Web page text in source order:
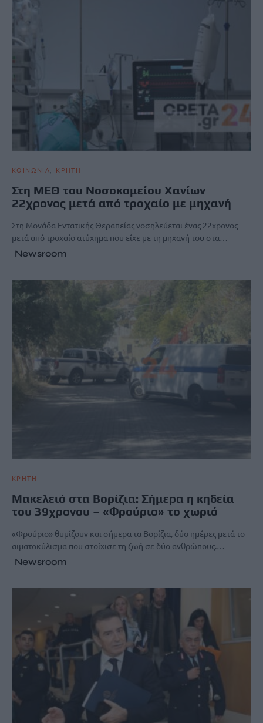
ΚΟΙΝΩΝΙΑ ΚΡΗΤΗ
Στη ΜΕΘ του Νοσοκομείου Χανίων
22χρονος μετά από τροχαίο με μηχανή
Στη Μονάδα Εντατικής Θεραπείας νοσηλεύεται ένας 22χρονος
μετά από τροχαίο ατύχημα που είχε με τη μηχανή του στα…
Newsroom
ΚΡΗΤΗ
Μακελειό στα Βορίζια: Σήμερα η κηδεία
του 39χρονου – «Φρούριο» το χωριό
«Φρούριο» θυμίζουν και σήμερα τα Βορίζια, δύο ημέρες μετά το
αιματοκύλισμα που στοίχισε τη ζωή σε δύο ανθρώπους.…
Newsroom